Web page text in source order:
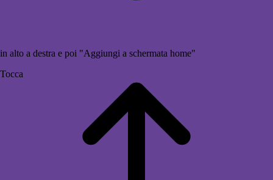
in alto a destra e poi "Aggiungi a schermata home"
Tocca